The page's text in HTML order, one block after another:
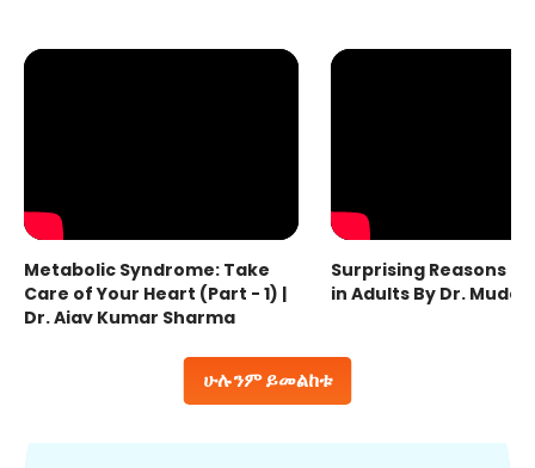
ሁሉንም ይመልከቱ
Metabolic Syndrome: Take
Care of Your Heart (Part - 1) |
Dr. Ajay Kumar Sharma
Surprising Reasons
in Adults By Dr.